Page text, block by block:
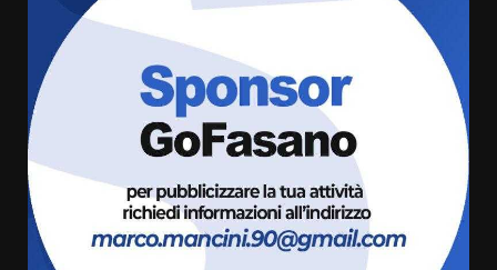
6 Agosto 2026 08:00
Cura dei beni comuni e
cittadinanza attiva: online
l’avviso per la gestione
condivisa della Villetta di
Laureto
La magia del Minareto e la prima
assoluta de “L’Albergo
Belvedere. Il rapimento”